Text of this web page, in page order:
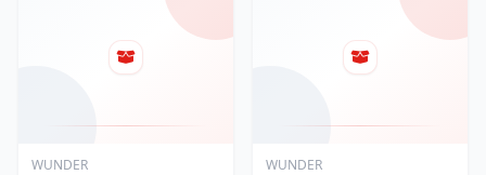
WUNDER WUNDER